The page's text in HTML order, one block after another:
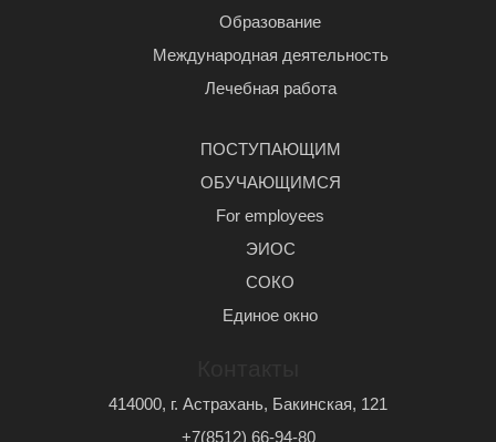
Образование
Международная деятельность
Лечебная работа
ПОСТУПАЮЩИМ
ОБУЧАЮЩИМСЯ
For employees
ЭИОС
СОКО
Единое окно
414000, г. Астрахань, Бакинская, 121
+7(8512) 66-94-80